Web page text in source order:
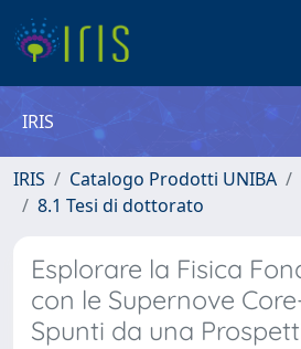
IRIS
IRIS Catalogo Prodotti UNIBA
8.1 Tesi di dottorato
Esplorare la Fisica
con le Supernove
Spunti da una